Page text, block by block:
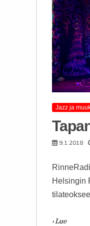
Jazz ja
9.1.2018
Helsingin
› Lue